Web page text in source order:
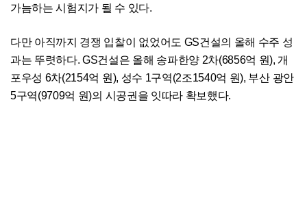
가늠하는 시험지가 될 수 있다.
다만 아직까지 경쟁 입찰이 없었어도 GS건설의 올해 수주 성
과는 뚜렷하다. GS건설은 올해 송파한양 2차(6856억 원), 개
포우성 6차(2154억 원), 성수 1구역(2조1540억 원), 부산 광안
5구역(9709억 원)의 시공권을 잇따라 확보했다.